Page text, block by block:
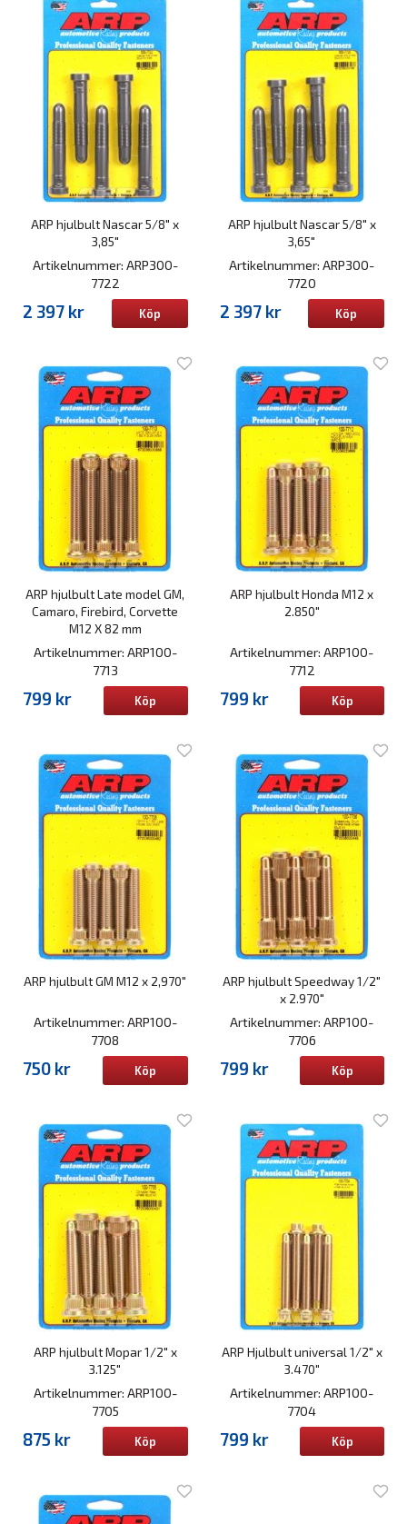
ARP hjulbult Nascar 5/8" x
3,85"
Artikelnummer: ARP300-
7722
2 397 kr Köp
ARP hjulbult Nascar 5/8" x
3,65"
Artikelnummer: ARP300-
7720
2 397 kr Köp
ARP hjulbult Late model GM,
Camaro, Firebird, Corvette
M12 X 82 mm
Artikelnummer: ARP100-
7713
799 kr Köp
ARP hjulbult Honda M12 x
2.850"
Artikelnummer: ARP100-
7712
799 kr Köp
ARP hjulbult GM M12 x 2,970"
Artikelnummer: ARP100-
7708
750 kr Köp
ARP hjulbult Speedway 1/2"
x 2.970"
Artikelnummer: ARP100-
7706
799 kr Köp
ARP hjulbult Mopar 1/2" x
3.125"
Artikelnummer: ARP100-
7705
875 kr Köp
ARP Hjulbult universal 1/2" x
3.470"
Artikelnummer: ARP100-
7704
799 kr Köp